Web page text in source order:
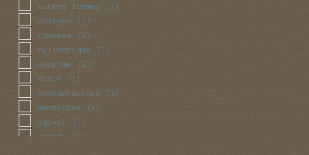
autres formes (1)
conique (1)
convexe (3)
cylindrique (1)
deprime (2)
etale (1)
hemispherique (1)
mamelonne (1)
ogival (1)
ovoide (1)